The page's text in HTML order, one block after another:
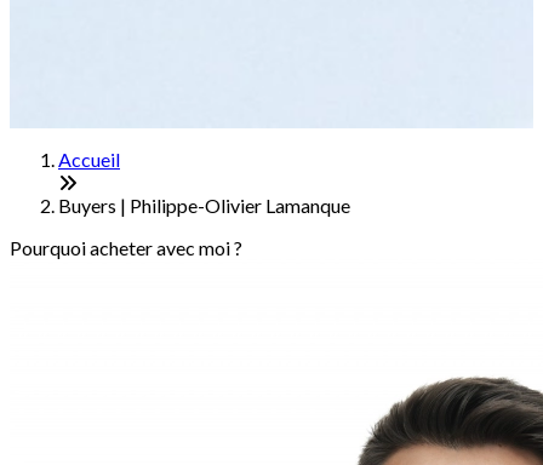
Accueil
Buyers | Philippe-Olivier Lamanque
Pourquoi acheter avec moi ?